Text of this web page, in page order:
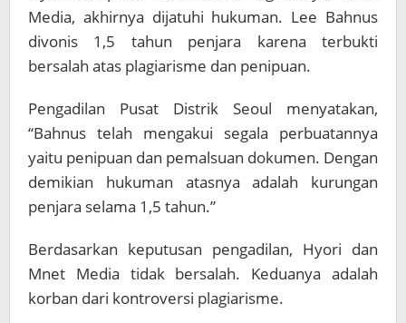
Media, akhirnya dijatuhi hukuman. Lee Bahnus
divonis 1,5 tahun penjara karena terbukti
bersalah atas plagiarisme dan penipuan.
Pengadilan Pusat Distrik Seoul menyatakan,
“Bahnus telah mengakui segala perbuatannya
yaitu penipuan dan pemalsuan dokumen. Dengan
demikian hukuman atasnya adalah kurungan
penjara selama 1,5 tahun.”
Berdasarkan keputusan pengadilan, Hyori dan
Mnet Media tidak bersalah. Keduanya adalah
korban dari kontroversi plagiarisme.